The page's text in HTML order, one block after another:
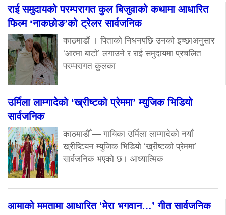
राई समुदायको परम्परागत कुल बिजुवाको कथामा आधारित
फिल्म ‘नाकछोङ’को ट्रेलर सार्वजनिक
काठमाडौं । पिताको निधनपछि उनको इच्छाअनुसार
‘आत्मा बाटो’ लगाउने र राई समुदायमा प्रचलित
परम्परागत कुलका
उर्मिला लाम्गादेको ‘ख्रीष्टको प्रेममा’ म्युजिक भिडियो
सार्वजनिक
काठमाडौँ — गायिका उर्मिला लाम्गादेको नयाँ
ख्रीष्टियन म्युजिक भिडियो ‘ख्रीष्टको प्रेममा’
सार्वजनिक भएको छ। आध्यात्मिक
आमाको ममतामा आधारित ‘मेरा भगवान…’ गीत सार्वजनिक